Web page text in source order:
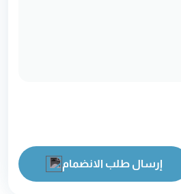
إرسال طلب الانضمام